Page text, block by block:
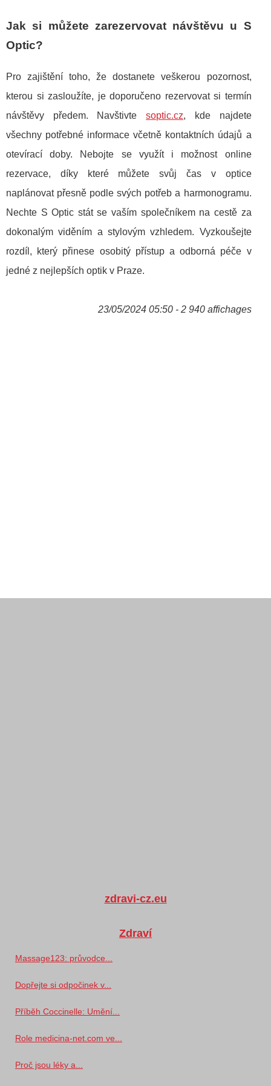
Jak si můžete zarezervovat návštěvu u S
Optic?
Pro zajištění toho, že dostanete veškerou pozornost,
kterou si zasloužíte, je doporučeno rezervovat si termín
návštěvy předem. Navštivtesoptic.cz, kde najdete
všechny potřebné informace včetně kontaktních údajů a
otevírací doby. Nebojte se využít i možnost online
rezervace, díky které můžete svůj čas v optice
naplánovat přesně podle svých potřeb a harmonogramu.
Nechte S Optic stát se vaším společníkem na cestě za
dokonalým viděním a stylovým vzhledem. Vyzkoušejte
rozdíl, který přinese osobitý přístup a odborná péče v
jedné z nejlepších optik v Praze.
23/05/2024 05:50 - 2 940 affichages
zdravi-cz.eu
Zdraví
Massage123: průvodce...
Dopřejte si odpočinek v...
Příběh Coccinelle: Umění...
Role medicina-net.com ve...
Proč jsou léky a...